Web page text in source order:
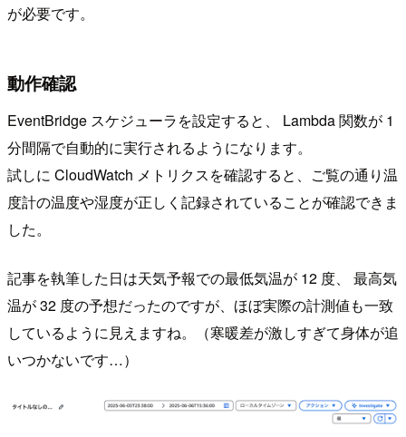
が必要です。
動作確認
EventBridge スケジューラを設定すると、 Lambda 関数が 1
分間隔で自動的に実行されるようになります。
試しに CloudWatch メトリクスを確認すると、ご覧の通り温
度計の温度や湿度が正しく記録されていることが確認できま
した。
記事を執筆した日は天気予報での最低気温が 12 度、 最高気
温が 32 度の予想だったのですが、ほぼ実際の計測値も一致
しているように見えますね。（寒暖差が激しすぎて身体が追
いつかないです…）